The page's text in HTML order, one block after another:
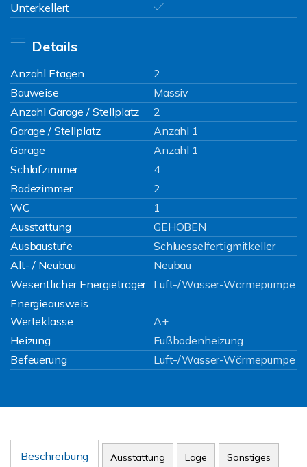
Unterkellert
Details
Anzahl Etagen
2
Bauweise
Massiv
Anzahl Garage / Stellplatz
2
Garage / Stellplatz
Anzahl 1
Garage
Anzahl 1
Schlafzimmer
4
Badezimmer
2
WC
1
Ausstattung
GEHOBEN
Ausbaustufe
Schluesselfertigmitkeller
Alt- / Neubau
Neubau
Wesentlicher Energieträger Luft-/Wasser-Wärmepumpe
Energieausweis
Werteklasse
A+
Heizung
Fußbodenheizung
Befeuerung
Luft-/Wasser-Wärmepumpe
Beschreibung Ausstattung Lage Sonstiges